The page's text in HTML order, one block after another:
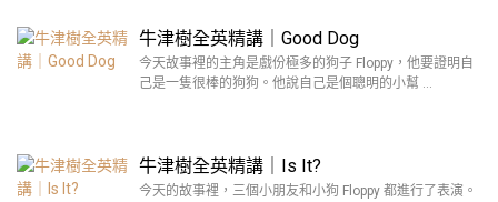
牛津樹全英精講｜Good Dog
今天故事裡的主角是戲份極多的狗子 Floppy，他要證明自
己是一隻很棒的狗狗。他說自己是個聰明的小幫 …
牛津樹全英精講｜Is It?
今天的故事裡，三個小朋友和小狗 Floppy 都進行了表演。